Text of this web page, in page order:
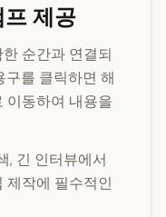
제공
순간과 연결되
구를 클릭하면 해
이동하여 내용을
, 긴 인터뷰에서
제작에 필수적인